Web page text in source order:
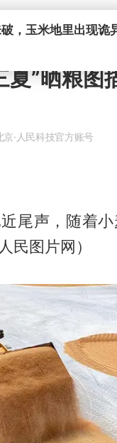
，玉米地里出现诡
夏”晒粮图
京·人民科技官方账号
尾声，随着
民图片网）